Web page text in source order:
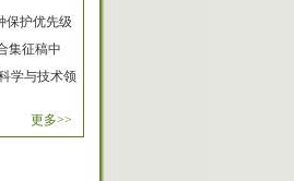
保护优先级
集征稿中
学与技术领
更多>>